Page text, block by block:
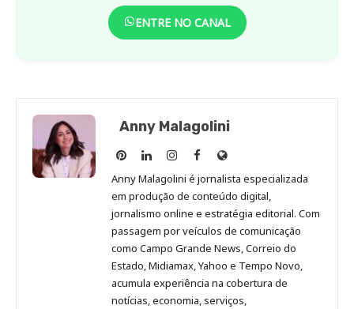
ENTRE NO CANAL
Anny Malagolini
Anny
Malagolini
no
Pinterest
Anny
Malagolini
no
LinkedIn
Anny
Malagolini
no
Instagram
Anny
Malagolini
no
Facebook
Site
de
Anny
Malagolini
Anny Malagolini é jornalista especializada
em produção de conteúdo digital,
jornalismo online e estratégia editorial. Com
passagem por veículos de comunicação
como Campo Grande News, Correio do
Estado, Midiamax, Yahoo e Tempo Novo,
acumula experiência na cobertura de
notícias, economia, serviços,